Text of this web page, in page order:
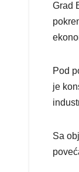
Grad
Pod
je
Sa